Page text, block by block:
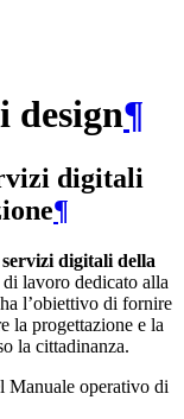
design¶
digitali
¶
digitali della
lavoro dedicato alla
l’obiettivo di fornire
la progettazione e la
la cittadinanza.
Manuale operativo di